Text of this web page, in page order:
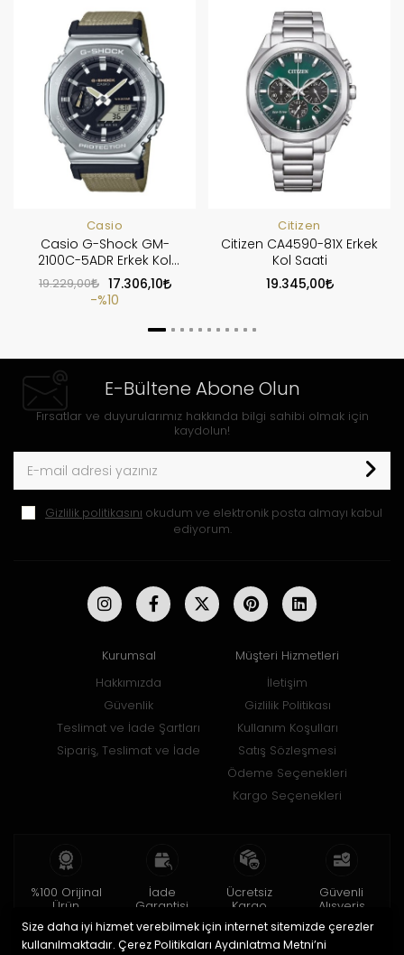
Casio
Casio G-Shock GM-
2100C-5ADR Erkek Kol
Saati
19.229,00
17.306,10
%10
Citizen
Citizen CA4590-81X Erkek
Kol Saati
19.345,00
E-Bültene Abone Olun
Fırsatlar ve duyurularımız hakkında bilgi sahibi olmak için
kaydolun!
Gizlilik politikasını okudum ve elektronik posta almayı kabul
ediyorum.
Kurumsal
Hakkımızda
Güvenlik
Teslimat ve İade Şartları
Sipariş, Teslimat ve İade
Müşteri Hizmetleri
İletişim
Gizlilik Politikası
Kullanım Koşulları
Satış Sözleşmesi
Ödeme Seçenekleri
Kargo Seçenekleri
%100 Orijinal
Ürün
2 yıl garanti
İade
Garantisi
15 gün içinde
iade
Ücretsiz
Kargo
150 TL ve üzeri
Güvenli
Alışveriş
256bit SSL ile
Size daha iyi hizmet verebilmek için internet sitemizde çerezler
kullanılmaktadır. Çerez Politikaları Aydınlatma Metni’ni